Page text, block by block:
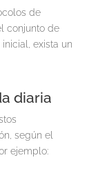
de
conjunto de
exista un
diaria
según el
ejemplo: